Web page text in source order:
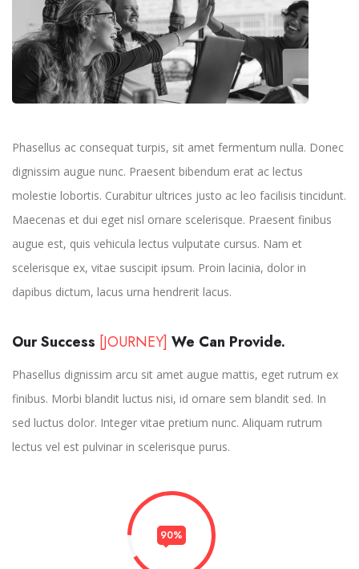
Phasellus ac consequat turpis, sit amet fermentum nulla. Donec
dignissim augue nunc. Praesent bibendum erat ac lectus
molestie lobortis. Curabitur ultrices justo ac leo facilisis tincidunt.
Maecenas et dui eget nisl ornare scelerisque. Praesent finibus
augue est, quis vehicula lectus vulputate cursus. Nam et
scelerisque ex, vitae suscipit ipsum. Proin lacinia, dolor in
dapibus dictum, lacus urna hendrerit lacus.
Our Success [JOURNEY] We Can Provide.
Phasellus dignissim arcu sit amet augue mattis, eget rutrum ex
finibus. Morbi blandit luctus nisi, id ornare sem blandit sed. In
sed luctus dolor. Integer vitae pretium nunc. Aliquam rutrum
lectus vel est pulvinar in scelerisque purus.
90%